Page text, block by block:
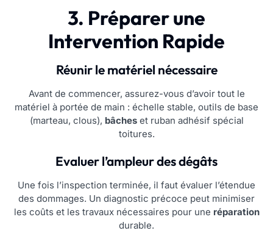
3. Préparer une
Intervention Rapide
Réunir le matériel nécessaire
Avant de commencer, assurez-vous d’avoir tout le
matériel à portée de main : échelle stable, outils de base
(marteau, clous), bâcheset ruban adhésif spécial
toitures.
Evaluer l’ampleur des dégâts
Une fois l’inspection terminée, il faut évaluer l’étendue
des dommages. Un diagnostic précoce peut minimiser
les coûts et les travaux nécessaires pour une réparation
durable.